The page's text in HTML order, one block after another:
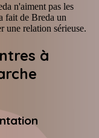
n'aiment pas les
fait de Breda un
une relation sérieuse.
à